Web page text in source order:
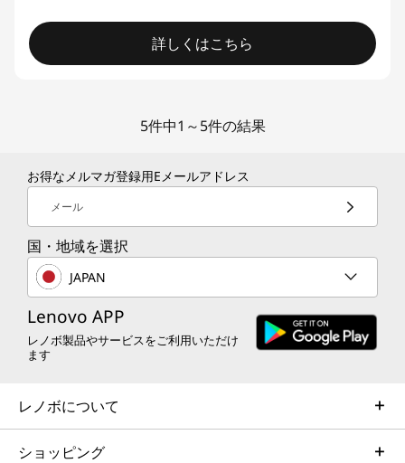
詳しくはこちら
5件中1～5件の結果
お得なメルマガ登録用Eメールアドレス
メール
国・地域を選択
JAPAN
Lenovo APP
レノボ製品やサービスをご利用いただけ
ます
レノボについて
ショッピング